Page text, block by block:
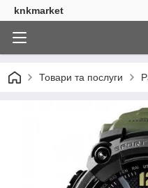
knkmarket
Товари та послуги